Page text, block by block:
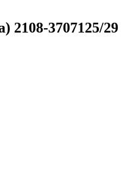
2108-3707125/29